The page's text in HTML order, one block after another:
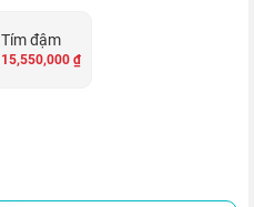
Tím đậm
15,550,000 ₫